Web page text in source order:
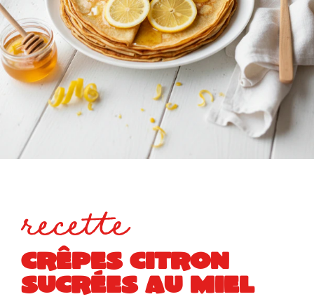
recette
CRÊPES CITRON
SUCRÉES AU MIEL